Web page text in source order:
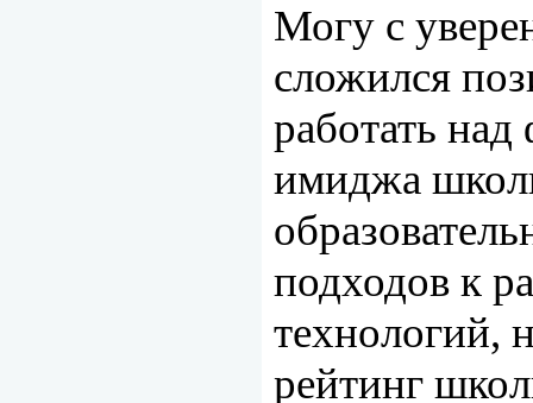
Могу с
сложился
работать
имиджа
подходов к
технологий,
рейтинг